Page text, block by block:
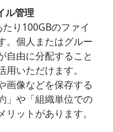
ル管理
り100GBのファイ
。個人またはグルー
自由に分配すること
いただけます。
画像などを保存する
」や「組織単位での
ットがあります。